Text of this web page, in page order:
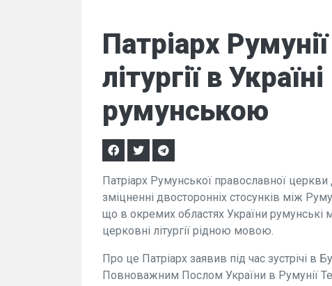
Патріарх
літургії в
румунською
Патріарх Румунської православної
зміцненні двосторонніх стосунків між
що в окремих областях України
церковні літургії рідною мовою.
Про це Патріарх заявив під час зустрічі в
Повноважним Послом України в Румунії